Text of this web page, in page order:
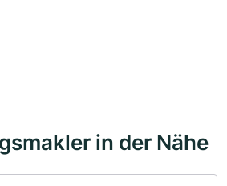
in der Nähe